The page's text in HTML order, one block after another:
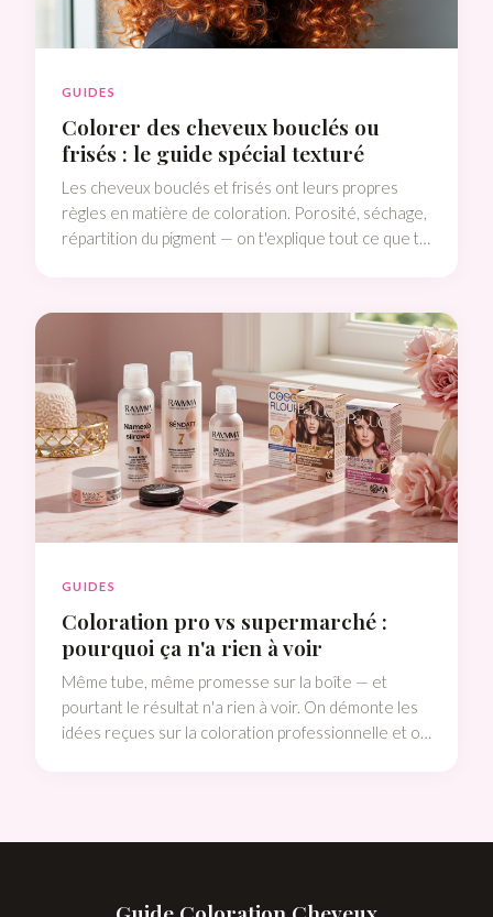
GUIDES
Colorer des cheveux bouclés ou
frisés : le guide spécial texturé
Les cheveux bouclés et frisés ont leurs propres
règles en matière de coloration. Porosité, séchage,
répartition du pigment — on t'explique tout ce que tu
GUIDES
Coloration pro vs supermarché :
pourquoi ça n'a rien à voir
Même tube, même promesse sur la boîte — et
pourtant le résultat n'a rien à voir. On démonte les
idées reçues sur la coloration professionnelle et on